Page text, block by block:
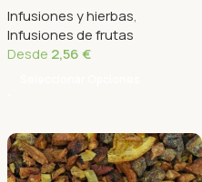
Infusiones y hierbas,
Infusiones de frutas
Desde 2,56€